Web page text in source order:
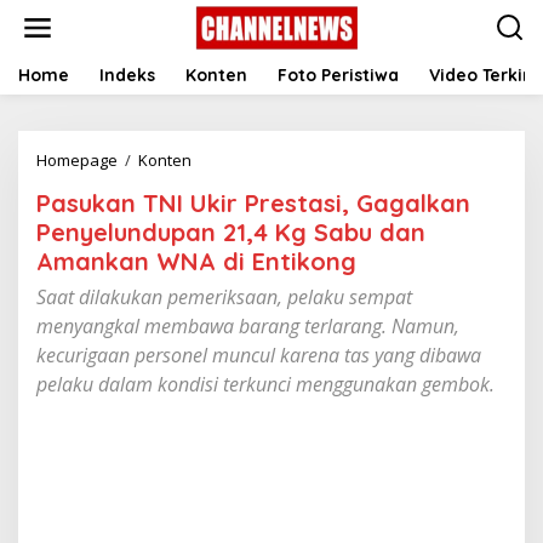
t
Home Indeks Konten Foto Peristiwa Video Terkini
Homepage / Konten
s
u
k
a
n
N
I
U
Pasukan TNI Ukir Prestasi, Gagalkan
Penyelundupan 21,4 Kg Sabu dan
Amankan WNA di Entikong
Saat dilakukan pemeriksaan, pelaku sempat
menyangkal membawa barang terlarang. Namun,
kecurigaan personel muncul karena tas yang dibawa
pelaku dalam kondisi terkunci menggunakan gembok.